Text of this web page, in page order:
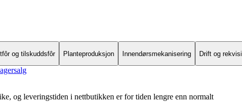
og tilskuddsfôr Planteproduksjon Innendørsmekanisering Drift og
og leveringstiden i nettbutikken er for tiden lengre enn normalt